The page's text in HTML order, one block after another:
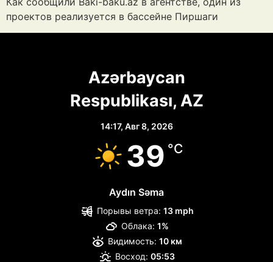
проектов реализуется в бассейне Пиршаги
Azərbaycan
Respublikası, AZ
14:17, Авг 8, 2026
39 °C
Aydın Səma
Порывы ветра: 13 mph
Облака: 1%
Видимость: 10 км
Восход: 05:53